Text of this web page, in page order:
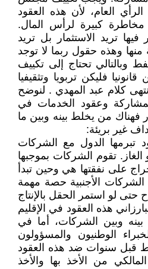
العام، لأن هذه العقود
مخاطرة كبيرة لرأس المال.
فيها تريد الاستثمار بل تريد
منها وهذه حقول ربما لا توجد
وبالتالي تحتاج إلى تكييف
فليكن تربويا وتثقيفيا
كلام عبد المهدي . لنوضح
وعقود الخدمات في
فهناك من يخلط بينه وبين ما
غير بريئة:
تبرمها الدول مع الشركات
الغاز. تقوم الشركات بموجبها
على نفقتها هي وحين تبدأ
الشركات الأجنبية حصة مهمة
حتى لو استمر الحقل بالإنتاج
هذه العقود في الإقليم
بينه وبين الشركات، أما في
الوطنيون والمسؤولون
قبل سنوات ضد هذه العقود
من الأخذ بها والأخذ